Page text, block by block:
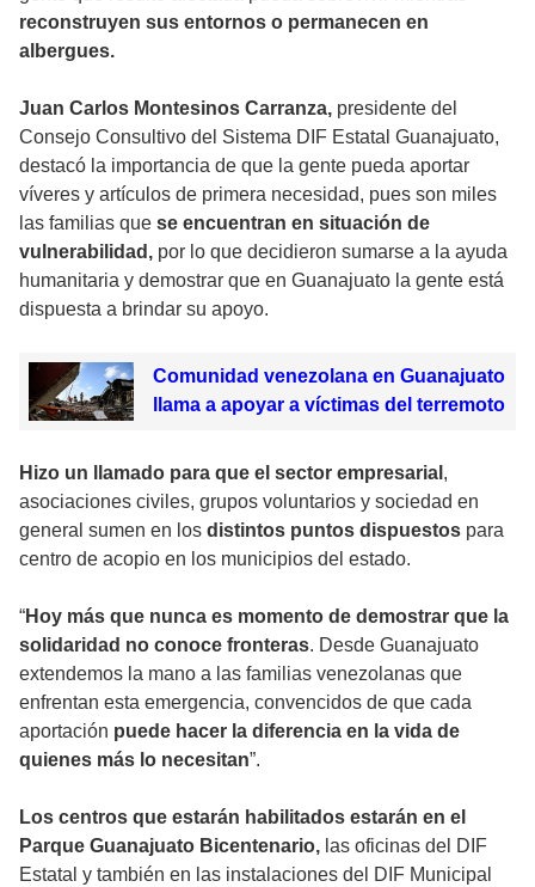
reconstruyen sus entornos o permanecen en
albergues.
Juan Carlos Montesinos Carranza, presidente del
Consejo Consultivo del Sistema DIF Estatal Guanajuato,
destacó la importancia de que la gente pueda aportar
víveres y artículos de primera necesidad, pues son miles
las familias que se encuentran en situación de
vulnerabilidad, por lo que decidieron sumarse a la ayuda
humanitaria y demostrar que en Guanajuato la gente está
dispuesta a brindar su apoyo.
Comunidad venezolana en Guanajuato
llama a apoyar a víctimas del terremoto
Hizo un llamado para que el sector empresarial ,
asociaciones civiles, grupos voluntarios y sociedad en
general sumen en los distintos puntos dispuestos para
centro de acopio en los municipios del estado.
“Hoy más que nunca es momento de demostrar que la
solidaridad no conoce fronteras. Desde Guanajuato
extendemos la mano a las familias venezolanas que
enfrentan esta emergencia, convencidos de que cada
aportación puede hacer la diferencia en la vida de
quienes más lo necesitan”.
Los centros que estarán habilitados estarán en el
Parque Guanajuato Bicentenario, las oficinas del DIF
Estatal y también en las instalaciones del DIF Municipal